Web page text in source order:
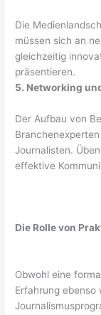
Die
müssen sich an
gleichzeitig
präsentieren.
5. Networking
Der Aufbau von
Journalisten.
effektive
Die Rolle von
Obwohl eine
Erfahrung ebenso